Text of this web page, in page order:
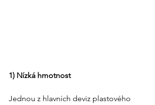
1) Nízká hmotnost
Jednou z hlavních deviz plastového